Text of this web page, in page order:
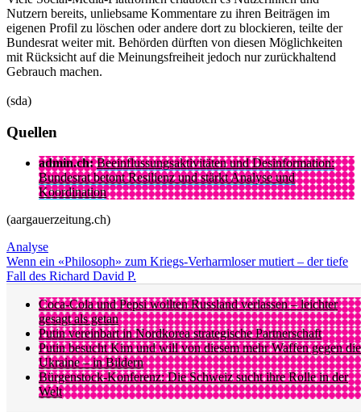
Nutzern bereits, unliebsame Kommentare zu ihren Beiträgen im
eigenen Profil zu löschen oder andere dort zu blockieren, teilte der
Bundesrat weiter mit. Behörden dürften von diesen Möglichkeiten
mit Rücksicht auf die Meinungsfreiheit jedoch nur zurückhaltend
Gebrauch machen.
(sda)
Quellen
admin.ch: Beeinflussungsaktivitäten und Desinformation:
Bundesrat betont Resilienz und stärkt Analyse und
Koordination
(aargauerzeitung.ch)
Analyse
Wenn ein «Philosoph» zum Kriegs-Verharmloser mutiert – der tiefe
Fall des Richard David P.
Coca-Cola und Pepsi wollten Russland verlassen – leichter
gesagt als getan
Putin vereinbart in Nordkorea strategische Partnerschaft
Putin besucht Kim und will von diesem mehr Waffen gegen die
Ukraine – in Bildern
Bürgenstock-Konferenz: Die Schweiz sucht ihre Rolle in der
Welt